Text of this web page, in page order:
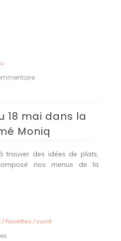
on
au
18
mai
la
cuisine
de
18 mai dans la
Moniq
trouver des idées de plats,
nos menus de la
/ Recettes/ sucré